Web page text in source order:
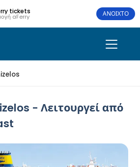
tickets
aFerry ΑΝΟΙΧΤΟ
- Λειτουργεί από